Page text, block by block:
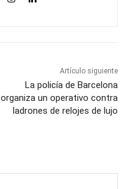
Artículo siguiente
La policía de Barcelona
organiza un operativo contra
ladrones de relojes de lujo